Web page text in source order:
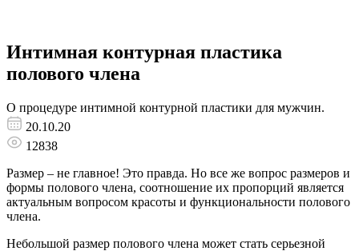
Интимная контурная пластика
полового члена
О процедуре интимной контурной пластики для мужчин.
20.10.20
12838
Размер – не главное! Это правда. Но все же вопрос размеров и
формы полового члена, соотношение их пропорций является
актуальным вопросом красоты и функциональности полового
члена.
Небольшой размер полового члена может стать серьезной